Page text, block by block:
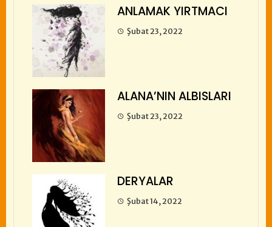
ANLAMAK YIRTMACI
Şubat 23, 2022
ALANA’NIN ALBISLARI
Şubat 23, 2022
DERYALAR
Şubat 14, 2022